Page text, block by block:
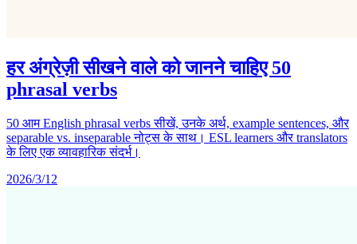
हर अंग्रेज़ी सीखने वाले को जानने चाहिए 50
phrasal verbs
50 आम English phrasal verbs सीखें, उनके अर्थ, example sentences, और
separable vs. inseparable नोट्स के साथ। ESL learners और translators
के लिए एक व्यावहारिक संदर्भ।
2026/3/12